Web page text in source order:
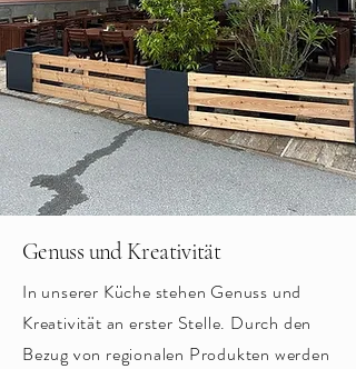
Genuss und Kreativität
In unserer Küche stehen Genuss und
Kreativität an erster Stelle. Durch den
Bezug von regionalen Produkten werden